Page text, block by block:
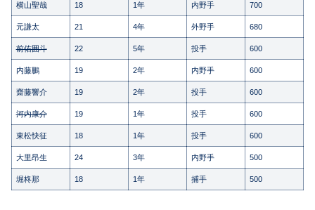
横山聖哉 18 1年 内野手 700
元謙太 21 4年 外野手 680
前佑囲斗 22 5年 投手 600
内藤鵬 19 2年 内野手 600
齋藤響介 19 2年 投手 600
河内康介 19 1年 投手 600
東松快征 18 1年 投手 600
大里昂生 24 3年 内野手 500
堀柊那 18 1年 捕手 500